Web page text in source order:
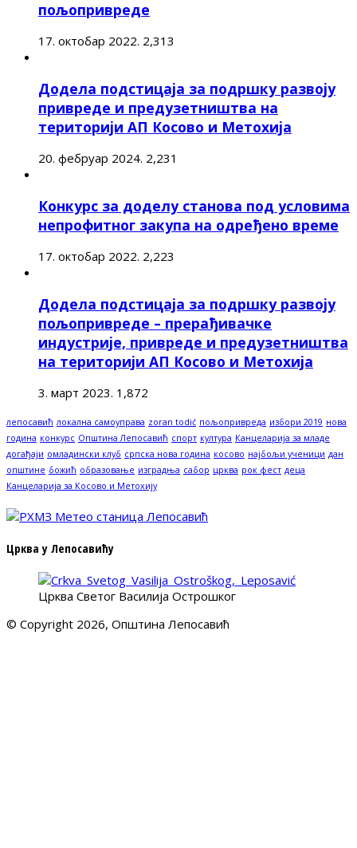
пољопривреде
17. октобар 2022. 2,313
Додела подстицаја за подршку развоју
привреде и предузетништва на
територији АП Косово и Метохија
20. фебруар 2024. 2,231
Конкурс за доделу станова под условима
непрофитног закупа на одређено време
17. октобар 2022. 2,223
Додела подстицаја за подршку развоју
пољопривреде – прерађивачке
индустрије, привреде и предузетништва
на територији АП Косово и Метохија
3. март 2023. 1,872
лепосавић локална самоуправа zoran todić пољопривреда избори 2019 нова
година конкурс Општина Лепосавић спорт култура Канцеларија за младе
догађаји омладински клуб српска нова година косово најбољи ученици дан
општине божић образовање изградња сабор црква рок фест деца
Канцеларија за Косово и Метохију
Црква у Лепосавићу
Црква Светог Василија Острошког
© Copyright 2026, Општина Лепосавић